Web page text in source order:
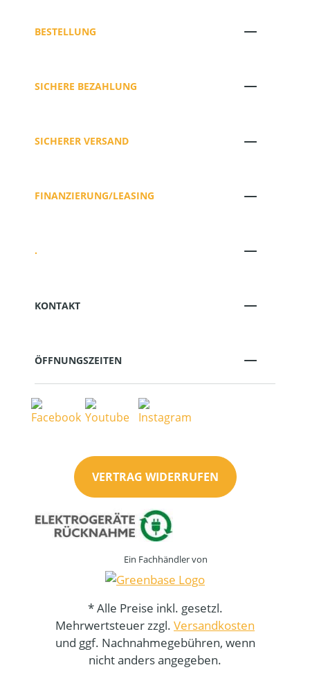
BESTELLUNG
SICHERE BEZAHLUNG
SICHERER VERSAND
FINANZIERUNG/LEASING
.
KONTAKT
ÖFFNUNGSZEITEN
VERTRAG WIDERRUFEN
Ein Fachhändler von
* Alle Preise inkl. gesetzl.
Mehrwertsteuer zzgl. Versandkosten
und ggf. Nachnahmegebühren, wenn
nicht anders angegeben.